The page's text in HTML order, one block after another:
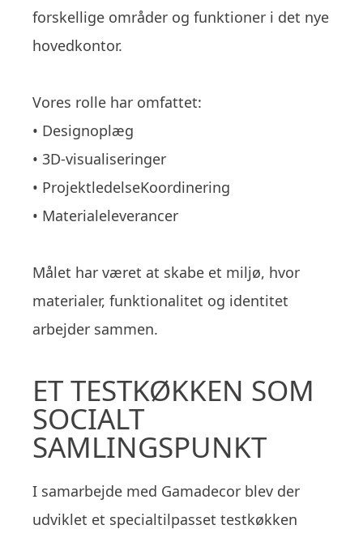
forskellige områder og funktioner i det nye
hovedkontor.
Vores rolle har omfattet:
• Designoplæg
• 3D-visualiseringer
• ProjektledelseKoordinering
• Materialeleverancer
Målet har været at skabe et miljø, hvor
materialer, funktionalitet og identitet
arbejder sammen.
ET TESTKØKKEN SOM
SOCIALT
SAMLINGSPUNKT
I samarbejde med Gamadecor blev der
udviklet et specialtilpasset testkøkken